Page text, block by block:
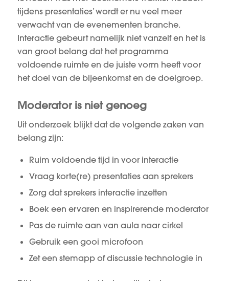
tijdens presentaties’ wordt er nu veel meer
verwacht van de evenementen branche.
Interactie gebeurt namelijk niet vanzelf en het is
van groot belang dat het programma
voldoende ruimte en de juiste vorm heeft voor
het doel van de bijeenkomst en de doelgroep.
Moderator is niet genoeg
Uit onderzoek blijkt dat de volgende zaken van
belang zijn:
Ruim voldoende tijd in voor interactie
Vraag korte(re) presentaties aan sprekers
Zorg dat sprekers interactie inzetten
Boek een ervaren en inspirerende moderator
Pas de ruimte aan van aula naar cirkel
Gebruik een gooi microfoon
Zet een stemapp of discussie technologie in